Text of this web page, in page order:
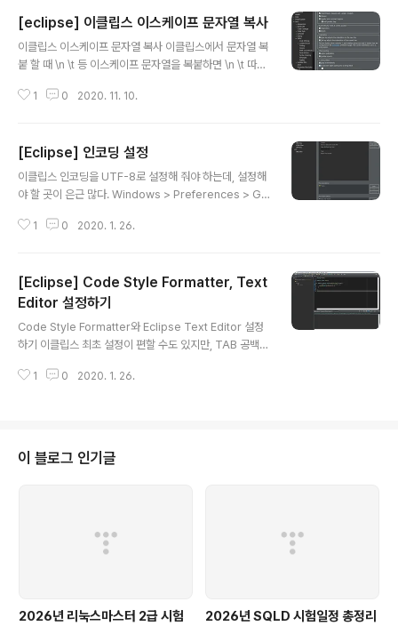
코딩 설정 이클립스 인코딩을 UTF-8로 설정해 줘야 하는
데, 설정해야 할 곳이 은근 많다. Windows > Preferen
ces > General > Content Types > Java Class Fil
[eclipse] 이클립스 이스케이프 문자열 복사
이클립스 이스케이프 문자열 복사 이클립스에서 문자열 복
붙 할 때 \n \t 등 이스케이프 문자열을 복붙하면 \n \t 따위
> Preferences -> Java -> Editor -> Typing 에서
1 0 2020. 11. 10.
[Eclipse] 인코딩 설정
이클립스 인코딩을 UTF-8로 설정해 줘야 하는데, 설정해
야 할 곳이 은근 많다. Windows > Preferences > Ge
lt Encoding Windows > Preferences > General
oding Windows > Preferences > Web > (CSS, H
TML, JSP) > Encoding Windows > Preferences
1 0 2020. 1. 26.
[Eclipse] Code Style Formatter, Text
Editor 설정하기
Code Style Formatter와 Eclipse Text Editor 설정
하기 이클립스 최초 설정이 편할 수도 있지만, TAB 공백보
볼수 있는게 Editor 설정 하는것이 더 편하다고 느껴짐. 워
먼저 하는 설정중에 하나임. CodeStyle 적용하기 Goog
le/StyleGuide에서 첨부 파일을 받은 뒤 코드스타일을
1 0 2020. 1. 26.
이 블로그 인기글
2026년 리눅스마스터 2급 시험
2026년 SQLD 시험일정 총정리